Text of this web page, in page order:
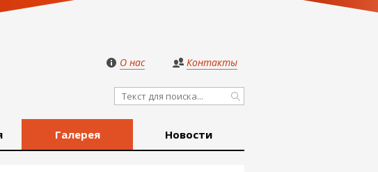
О нас Контакты
Галерея Новости